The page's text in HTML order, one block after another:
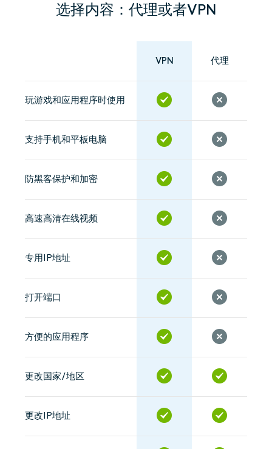
选择内容：代理或者VPN
VPN 代理
玩游戏和应用程序时使用
支持手机和平板电脑
防黑客保护和加密
高速高清在线视频
专用IP地址
打开端口
方便的应用程序
更改国家/地区
更改IP地址